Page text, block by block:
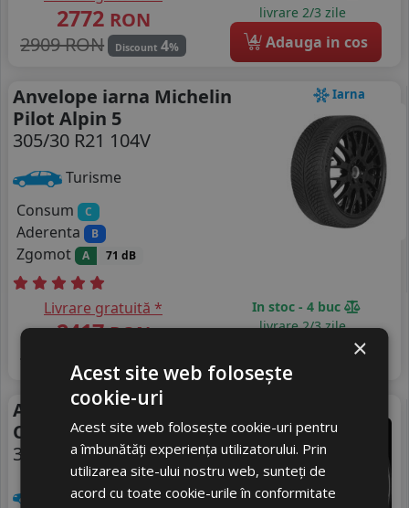
2772 RON
2909 RON
Discount 4%
livrare 2/3 zile
4 Adauga in cos
Iarna
Anvelope iarna Michelin
Pilot Alpin 5
305/30 R21 104V
Turisme
Consum
C
Aderenta B
Zgomot A 71 dB
Livrare gratuită *
2417RON
In stoc - 4 buc
livrare 2/3 zile
Adauga in cos
Anvelope vara Continental
Csc 7
305/30 R21 104Y DOT 23
Turisme
×
Acest site web folosește
cookie-uri
Acest site web folosește cookie-uri pentru
a îmbunătăți experiența utilizatorului. Prin
utilizarea site-ului nostru web, sunteți de
acord cu toate cookie-urile în conformitate